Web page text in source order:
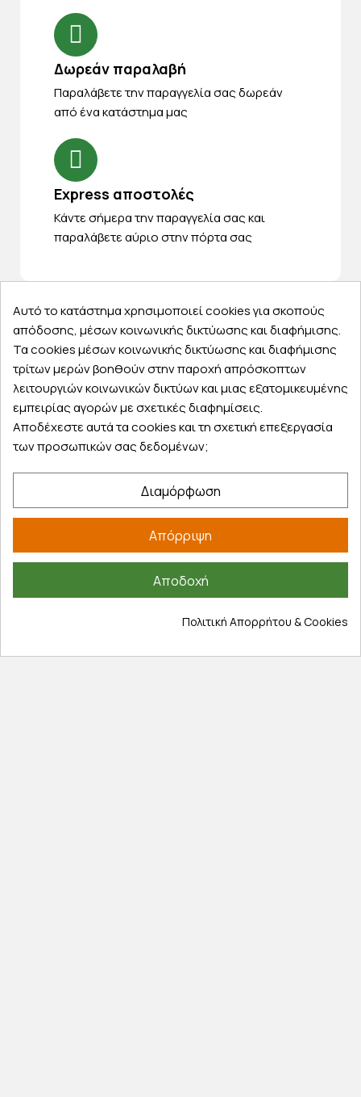
Δωρεάν παραλαβή
Παραλάβετε την παραγγελία σας δωρεάν
από ένα κατάστημα μας
Express αποστολές
Κάντε σήμερα την παραγγελία σας και
παραλάβετε αύριο στην πόρτα σας
Εξυπηρέτηση πελατών
Λογαριασμός
Τα αγαπημένα μου
Τρόποι παραγγελίας
Τρόποι πληρωμής
Έξοδα αποστολής
Επιστροφές προϊοντων
Εξέλιξη παραγγελίας
Επικοινωνία
Cookies
Αυτό το κατάστημα χρησιμοποιεί cookies για σκοπούς
απόδοσης, μέσων κοινωνικής δικτύωσης και διαφήμισης.
Τα cookies μέσων κοινωνικής δικτύωσης και διαφήμισης
τρίτων μερών βοηθούν στην παροχή απρόσκοπτων
λειτουργιών κοινωνικών δικτύων και μιας εξατομικευμένης
εμπειρίας αγορών με σχετικές διαφημίσεις.
Αποδέχεστε αυτά τα cookies και τη σχετική επεξεργασία
των προσωπικών σας δεδομένων;
Διαμόρφωση
Απόρριψη
Αποδοχή
Πολιτική Απορρήτου & Cookies